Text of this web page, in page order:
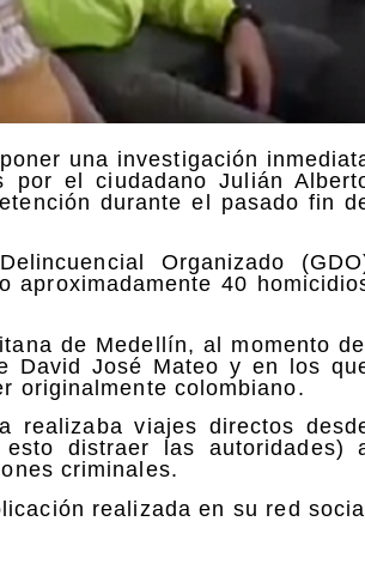
una investigación
por el ciudadano Julián
durante el pasado fin
Organizado
aproximadamente 40
de Medellín, al momento
David José Mateo y en los
originalmente colombiano.
realizaba viajes directos
esto distraer las autoridades)
criminales.
realizada en su red